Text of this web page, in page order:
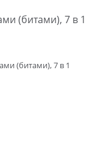
(битами), 7 в 1